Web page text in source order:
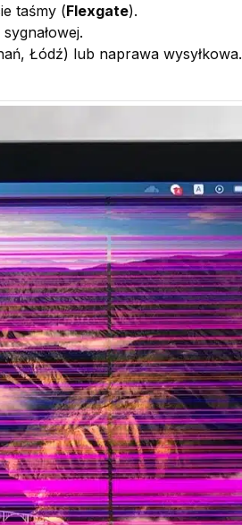
taśmy (Flexgate).
Łódź) lub naprawa wysyłkowa.